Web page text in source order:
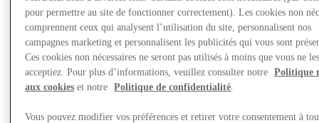
pour permettre au site de fonctionner correctement). Les cookies non
comprennent ceux qui analysent l’utilisation du site, personnalisent nos
campagnes marketing et personnalisent les publicités qui vous sont
Ces cookies non nécessaires ne seront pas utilisés à moins que vous ne
acceptiez. Pour plus d’informations, veuillez consulter notre
Politique
aux cookies et notre Politique de confidentialité
Vous pouvez modifier vos préférences et retirer votre consentement à